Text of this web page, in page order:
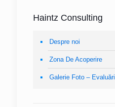
Haintz Consulting
Despre noi
Zona De Acoperire
Galerie Foto – Evaluări